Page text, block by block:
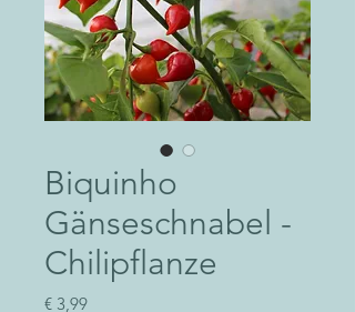
Biquinho
Gänseschnabel -
Chilipflanze
€ 3,99Preis